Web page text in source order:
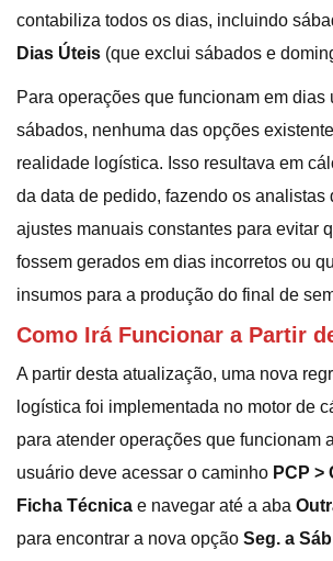
contabiliza todos os dias, incluindo
Dias Úteis (que exclui sábados e
Para operações que funcionam em dias
sábados, nenhuma das opções
realidade logística. Isso resultava em
da data de pedido, fazendo os analistas
ajustes manuais constantes para evitar
fossem gerados em dias incorretos ou
insumos para a produção do final de
Como Irá Funcionar a Partir
A partir desta atualização, uma nova
logística foi implementada no motor de
para atender operações que funcionam
usuário deve acessar o caminho PCP >
Ficha Técnica e navegar até a aba
para encontrar a nova opção Seg. a Sáb